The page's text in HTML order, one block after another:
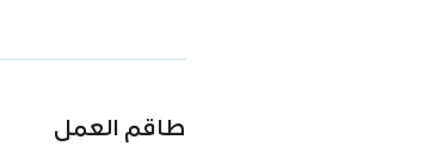
طاقم العمل